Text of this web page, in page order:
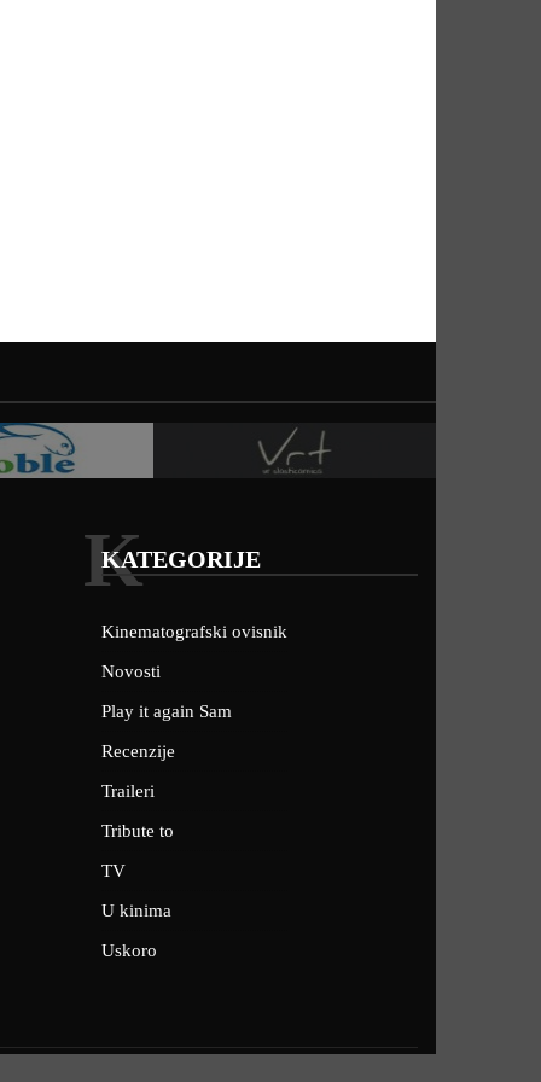
KATEGORIJE
K
Kinematografski ovisnik
Novosti
Play it again Sam
Recenzije
Traileri
Tribute to
TV
U kinima
Uskoro